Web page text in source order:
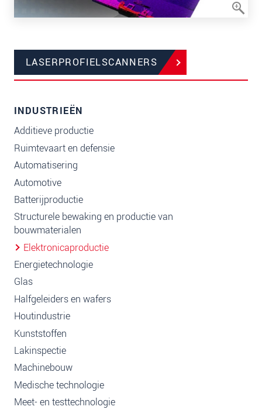
LASERPROFIELSCANNERS
INDUSTRIEËN
Additieve productie
Ruimtevaart en defensie
Automatisering
Automotive
Batterijproductie
Structurele bewaking en productie van
bouwmaterialen
Elektronicaproductie
Energietechnologie
Glas
Halfgeleiders en wafers
Houtindustrie
Kunststoffen
Lakinspectie
Machinebouw
Medische technologie
Meet- en testtechnologie